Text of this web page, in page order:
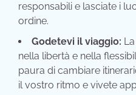
responsabili e lasciate i
ordine.
Godetevi il viaggio:
nella libertà e nella
paura di cambiare
il vostro ritmo e vivete